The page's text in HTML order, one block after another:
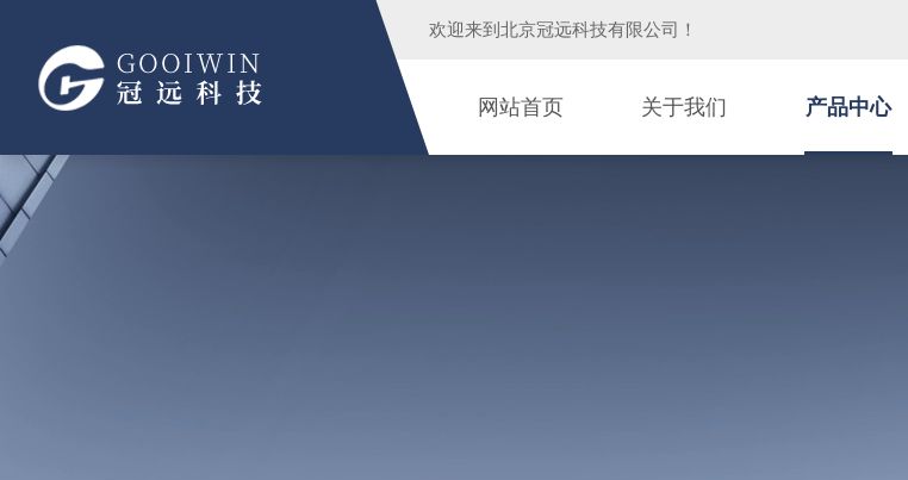
欢迎来到 北京冠远科技有限公司 ！
网站首页 关于我们 产品中心